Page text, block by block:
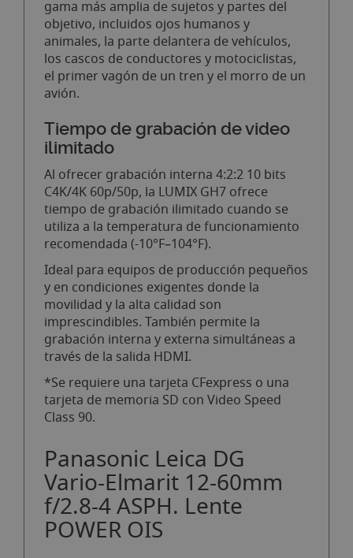
gama más amplia de sujetos y partes del
objetivo, incluidos ojos humanos y
animales, la parte delantera de vehículos,
los cascos de conductores y motociclistas,
el primer vagón de un tren y el morro de un
avión.
Tiempo de grabación de video
ilimitado
Al ofrecer grabación interna 4:2:2 10 bits
C4K/4K 60p/50p, la LUMIX GH7 ofrece
tiempo de grabación ilimitado cuando se
utiliza a la temperatura de funcionamiento
recomendada (-10°F–104°F).
Ideal para equipos de producción pequeños
y en condiciones exigentes donde la
movilidad y la alta calidad son
imprescindibles. También permite la
grabación interna y externa simultáneas a
través de la salida HDMI.
*Se requiere una tarjeta CFexpress o una
tarjeta de memoria SD con Video Speed ​​
Class 90.
Panasonic Leica DG
Vario-Elmarit 12-60mm
f/2.8-4 ASPH. Lente
POWER OIS